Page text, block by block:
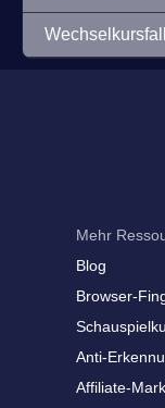
Mehr
Blog
Browser-
Anti-
Affiliate-